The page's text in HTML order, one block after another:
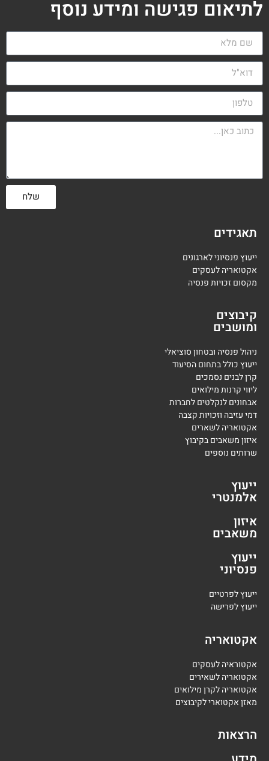
לתיאום פגישה ומידע נוסף
שלח
תאגידים
ייעוץ פנסיוני לארגונים
אקטואריה לעסקים
מקסום זכויות פנסיה
קיבוצים
ומושבים
ניהול פנסיה ובטחון סוציאלי
ייעוץ כולל בתחום הסיעוד
קרן לבנים נסמכים
ליווי קרנות מילואים
אבחונים לנקלטים לחברות
דמי עזיבה וזכויות קצבה
אקטואריה לשארים
איזון משאבים בקיבוץ
שרותים נוספים
ייעוץ
אלמנטרי
איזון
משאבים
ייעוץ
פנסיוני
ייעוץ לפרטיים
ייעוץ לפרישה
אקטואריה
אקטוראיה לעסקים
אקטואריה לשאירים
אקטואריה לקרן מילואים
מאזן אקטוארי לקיבוצים
הרצאות